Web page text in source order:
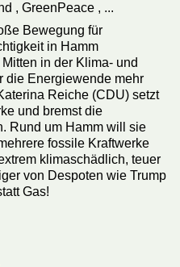
, GreenPeace , ...
Bewegung für
in Hamm
in der Klima- und
die Energiewende mehr
Reiche (CDU) setzt
und bremst die
Rund um Hamm will sie
fossile Kraftwerke
klimaschädlich, teuer
von Despoten wie Trump
Gas!